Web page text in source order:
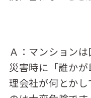
Ａ：マンションは
災害時に「誰か
理会社が何とか